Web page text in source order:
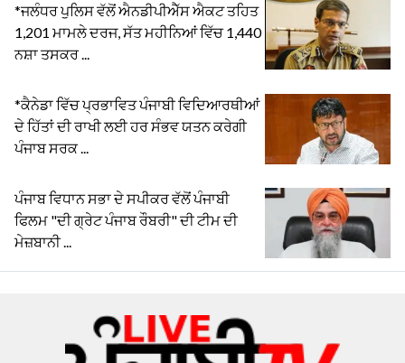
*ਜਲੰਧਰ ਪੁਲਿਸ ਵੱਲੋਂ ਐਨਡੀਪੀਐੱਸ ਐਕਟ ਤਹਿਤ
1,201 ਮਾਮਲੇ ਦਰਜ, ਸੱਤ ਮਹੀਨਿਆਂ ਵਿੱਚ 1,440
ਨਸ਼ਾ ਤਸਕਰ ...
*ਕੈਨੇਡਾ ਵਿੱਚ ਪ੍ਰਭਾਵਿਤ ਪੰਜਾਬੀ ਵਿਦਿਆਰਥੀਆਂ
ਦੇ ਹਿੱਤਾਂ ਦੀ ਰਾਖੀ ਲਈ ਹਰ ਸੰਭਵ ਯਤਨ ਕਰੇਗੀ
ਪੰਜਾਬ ਸਰਕ ...
ਪੰਜਾਬ ਵਿਧਾਨ ਸਭਾ ਦੇ ਸਪੀਕਰ ਵੱਲੋਂ ਪੰਜਾਬੀ
ਫਿਲਮ "ਦੀ ਗ੍ਰੇਟ ਪੰਜਾਬ ਰੌਬਰੀ" ਦੀ ਟੀਮ ਦੀ
ਮੇਜ਼ਬਾਨੀ ...